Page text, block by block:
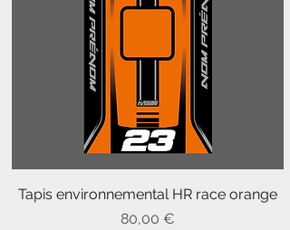
Tapis environnemental HR race orange
Prix
80,00 €